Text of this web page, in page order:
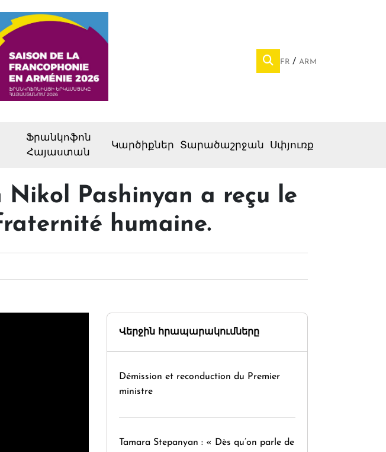
FR ARM
Ֆրանկոֆոն
Հայաստան
Կարծիքներ Տարածաշրջան Սփյուռք
Pashinyan a reçu le
humaine.
Վերջին հրապարակումները
Démission et reconduction du Premier
ministre
Tamara Stepanyan : « Dès qu’on parle de